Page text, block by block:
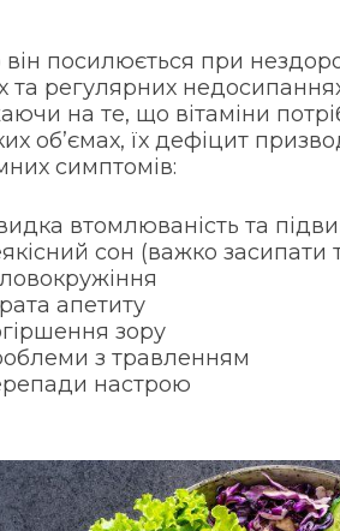
він посилюється при
та регулярних
на те, що вітаміни
об’ємах, їх дефіцит
симптомів:
втомлюваність та
сон (важко засипати
апетиту
зору
з травленням
настрою